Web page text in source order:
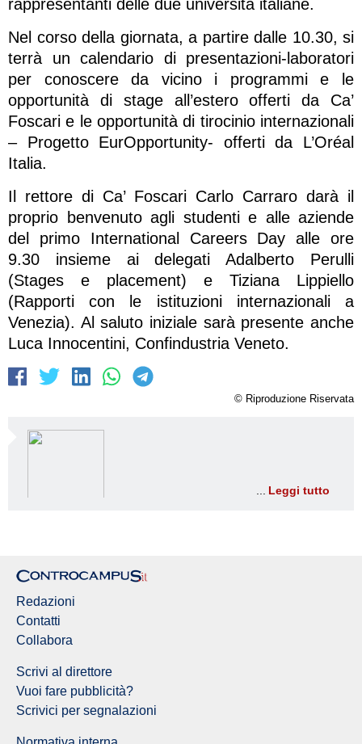
rappresentanti delle due università italiane.
Nel corso della giornata, a partire dalle 10.30, si
terrà un calendario di presentazioni-laboratori
per conoscere da vicino i programmi e le
opportunità di stage all’estero offerti da Ca’
Foscari e le opportunità di tirocinio internazionali
– Progetto EurOpportunity- offerti da L’Oréal
Italia.
Il rettore di Ca’ Foscari Carlo Carraro darà il
proprio benvenuto agli studenti e alle aziende
del primo International Careers Day alle ore
9.30 insieme ai delegati Adalberto Perulli
(Stages e placement) e Tiziana Lippiello
(Rapporti con le istituzioni internazionali a
Venezia). Al saluto iniziale sarà presente anche
Luca Innocentini, Confindustria Veneto.
© Riproduzione Riservata
Leggi tutto
Redazioni
Contatti
Collabora
Scrivi al direttore
Vuoi fare pubblicità?
Scrivici per segnalazioni